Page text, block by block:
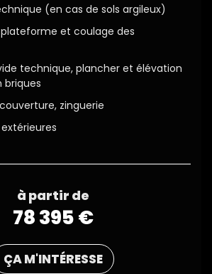
(en cas de sols argileux)
et coulage des
technique, plancher et élévation
briques
zinguerie
à partir de
78 395 €
ÇA M'INTÉRESSE